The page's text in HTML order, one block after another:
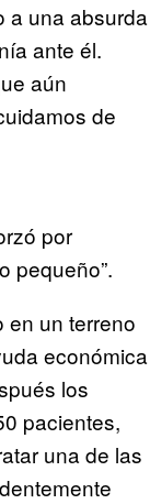
a una absurda
ante él.
aún
de
por
pequeño”.
en un terreno
económica
los
pacientes,
una de las